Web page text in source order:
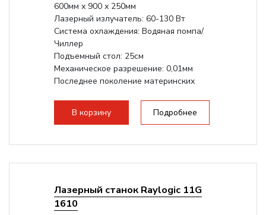
600мм х 900 х 250мм
Лазерный излучатель: 60-130 Вт
Система охлаждения: Водяная помпа/
Чиллер
Подъемный стол: 25см
Механическое разрешение: 0,01мм
Последнее поколение материнских
В корзину Подробнее
Лазерный станок Raylogic 11G
1610